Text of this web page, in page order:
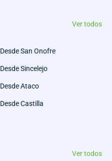
Ver todos
Desde San Onofre
Desde Sincelejo
Desde Ataco
Desde Castilla
Ver todos